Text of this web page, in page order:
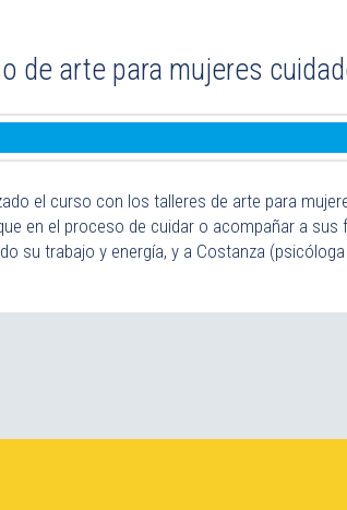
de arte para mujeres
el curso con los talleres de arte para
en el proceso de cuidar o acompañar a
su trabajo y energía, y a Costanza